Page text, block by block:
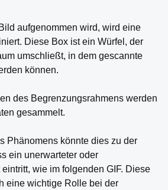
aufgenommen wird, wird eine
Diese Box ist ein Würfel, der
umschließt, in dem gescannte
können.
des Begrenzungsrahmens werden
gesammelt.
Phänomens könnte dies zu der
ein unerwarteter oder
wie im folgenden GIF. Diese
eine wichtige Rolle bei der